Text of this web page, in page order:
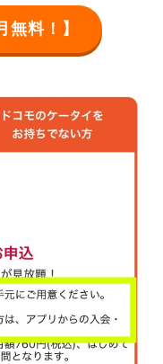
料！】